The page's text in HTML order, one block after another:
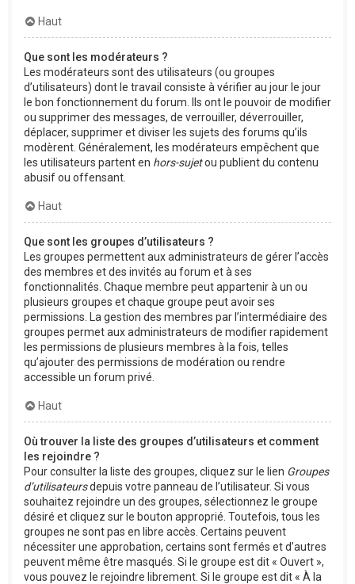
Haut
Que sont les modérateurs ?
Les modérateurs sont des utilisateurs (ou groupes
d’utilisateurs) dont le travail consiste à vérifier au jour le jour
le bon fonctionnement du forum. Ils ont le pouvoir de modifier
ou supprimer des messages, de verrouiller, déverrouiller,
déplacer, supprimer et diviser les sujets des forums qu’ils
modèrent. Généralement, les modérateurs empêchent que
les utilisateurs partent en hors-sujetou publient du contenu
abusif ou offensant.
Haut
Que sont les groupes d’utilisateurs ?
Les groupes permettent aux administrateurs de gérer l’accès
des membres et des invités au forum et à ses
fonctionnalités. Chaque membre peut appartenir à un ou
plusieurs groupes et chaque groupe peut avoir ses
permissions. La gestion des membres par l’intermédiaire des
groupes permet aux administrateurs de modifier rapidement
les permissions de plusieurs membres à la fois, telles
qu’ajouter des permissions de modération ou rendre
accessible un forum privé.
Haut
Où trouver la liste des groupes d’utilisateurs et comment
les rejoindre ?
Pour consulter la liste des groupes, cliquez sur le lien Groupes
d’utilisateursdepuis votre panneau de l’utilisateur. Si vous
souhaitez rejoindre un des groupes, sélectionnez le groupe
désiré et cliquez sur le bouton approprié. Toutefois, tous les
groupes ne sont pas en libre accès. Certains peuvent
nécessiter une approbation, certains sont fermés et d’autres
peuvent même être masqués. Si le groupe est dit « Ouvert »,
vous pouvez le rejoindre librement. Si le groupe est dit « À la